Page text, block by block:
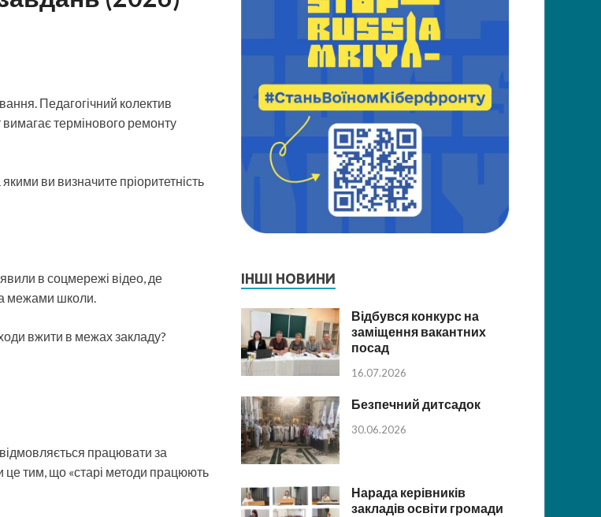
Педагогічний колектив
вимагає термінового ремонту
ви визначите пріоритетність
в соцмережі відео, де
межами школи.
вжити в межах закладу?
працювати за
тим, що «старі методи працюють
ІНШІ НОВИНИ
Відбувся конкурс на
заміщення вакантних
посад
16.07.2026
Безпечний дитсадок
30.06.2026
Нарада керівників
закладів освіти громади